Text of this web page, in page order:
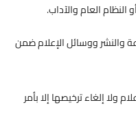
النظام العام والآداب.
والنشر ووسائل الإعلام ضمن
ولا إلغاء ترخيصها إلا بأمر